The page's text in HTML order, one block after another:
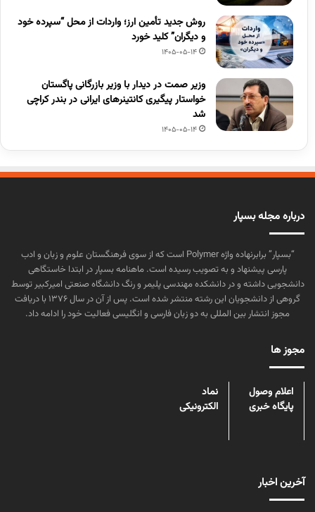
روش جدید تأمین ارز؛ واردات از محل “سپرده خود
و دیگران” کلید خورد
1405-05-14
وزیر صمت در دیدار با وزیر بازرگانی پاگستان
خواستار پیگیری کانتینرهای ایرانی در بندر کراچی
شد
1405-05-14
درباره مجله بسپار
“بسپار” برابرنهاده واژه Polymer است که از سوی فرهنگستان علوم و زبان و ادب
پارسی پیشنهاد و به تصویب رسیده است. ماهنامه بسپار در ابتدا خاستگاهی
دانشجویی داشته و در دانشکده مهندسی پلیمر و رنگ دانشگاه صنعتی امیرکبیر توسط
گروهی از دانشجویان این رشته منتشر شده است. پس از آن در سال ۱۳۷۶ با دریافت
مجوز انتشار بین المللی به دو زبان فارسی و انگلیسی فعالیت خود را ادامه داد.
مجوز ها
اعلام وصول
پایگاه خبری
نماد
الکترونیکی
آخرین اخبار